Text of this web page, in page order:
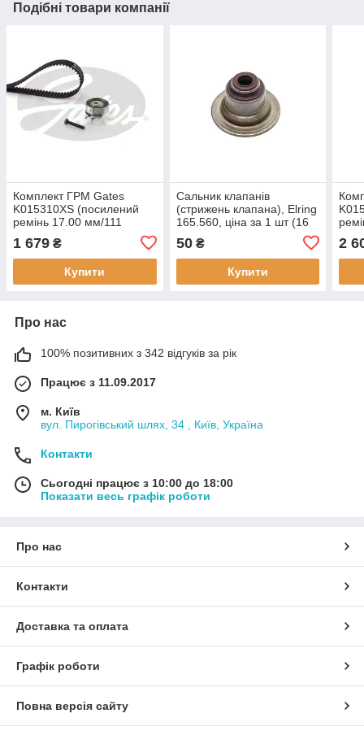
Подібні товари компанії
Комплект ГРМ Gates
K015310XS (посилений
ремінь 17.00 мм/111
зуб.+1 натяжний ролик з
кріпильними матеріалами)
(7883-11126) для
1 679 ₴
Купити
Cальник клапанів
(стрижень клапана), Elring
165.560, ціна за 1 шт (16
застосовується:
CHEVROLET, Aveo 1.4 16V
50₴
Купити
2
Про нас
100% позитивних з 342 відгуків за рік
Працює з 11.09.2017
м. Київ
вул. Пирогівський шлях, 34 , Київ, Україна
Контакти
Сьогодні працює з 10:00 до 18:00
Показати весь графік роботи
Про нас
Контакти
Доставка та оплата
Графік роботи
Повна версія сайту